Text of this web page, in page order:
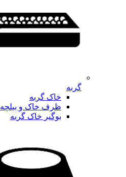
گربه
خاک گربه
ظرف خاک و بیلچه
بوگیر خاک گربه